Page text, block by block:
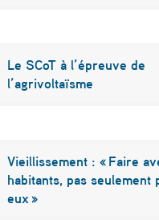
Le SCoT à l’épreuve de
l’agrivoltaïsme
Vieillissement : « Faire
habitants, pas seulement
eux »